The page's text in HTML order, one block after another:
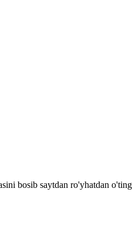
bosib saytdan ro'yhatdan